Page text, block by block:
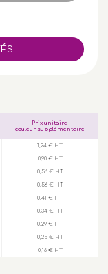
Prix unitaire
couleur supplémentaire
1,24 € HT
0,90 € HT
0,56 € HT
0,56 € HT
0,41 € HT
0,34 € HT
0,29 € HT
0,25 € HT
0,16 € HT